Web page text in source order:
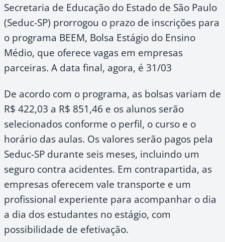
Secretaria de Educação do Estado de São Paulo
(Seduc-SP) prorrogou o prazo de inscrições para
o programa BEEM, Bolsa Estágio do Ensino
Médio, que oferece vagas em empresas
parceiras. A data final, agora, é 31/03
De acordo com o programa, as bolsas variam de
R$ 422,03 a R$ 851,46 e os alunos serão
selecionados conforme o perfil, o curso e o
horário das aulas. Os valores serão pagos pela
Seduc-SP durante seis meses, incluindo um
seguro contra acidentes. Em contrapartida, as
empresas oferecem vale transporte e um
profissional experiente para acompanhar o dia
a dia dos estudantes no estágio, com
possibilidade de efetivação.